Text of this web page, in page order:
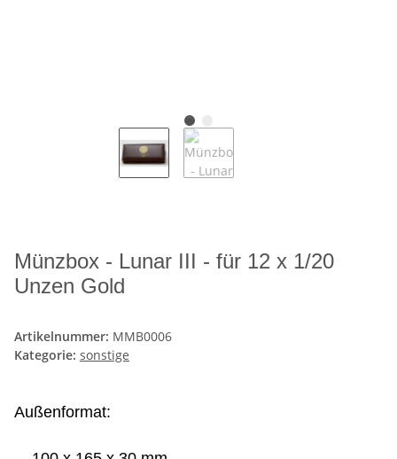
Münzbox - Lunar III - für 12 x 1/20
Unzen Gold
Artikelnummer: MMB0006
Kategorie: sonstige
Außenformat: